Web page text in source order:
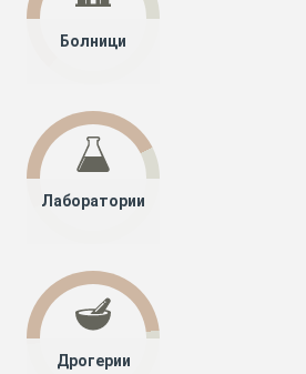
Болници
Лаборатории
Дрогерии